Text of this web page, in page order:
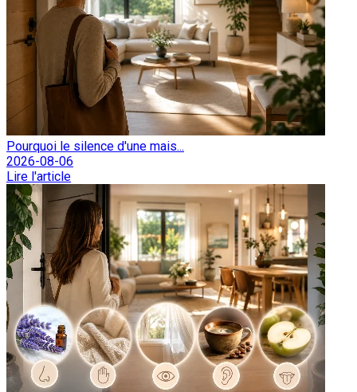
Pourquoi le silence d'une mais...
2026-08-06
Lire l'article